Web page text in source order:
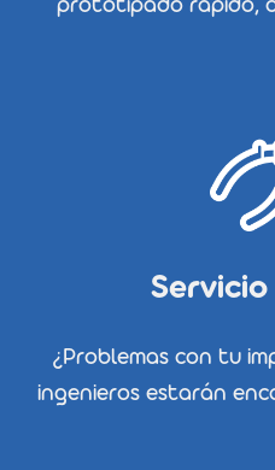
prototipado rápido, ó
¿Problemas con tu
ingenieros estarán